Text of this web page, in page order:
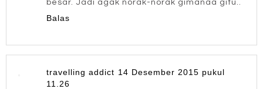
besar. Jadi agak norak-norak gimanaa gitu..
Balas
travelling addict 14 Desember 2015 pukul
11.26